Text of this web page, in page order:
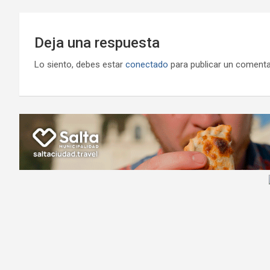
Deja una respuesta
Lo siento, debes estar conectado para publicar un